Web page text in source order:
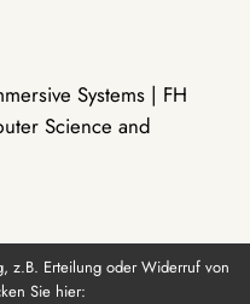
Systems | FH
Science and
z.B. Erteilung oder Widerruf von
Sie hier: